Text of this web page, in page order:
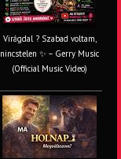
Virágdal ? Szabad voltam,
nincstelen ✨ – Gerry Music
(Official Music Video)